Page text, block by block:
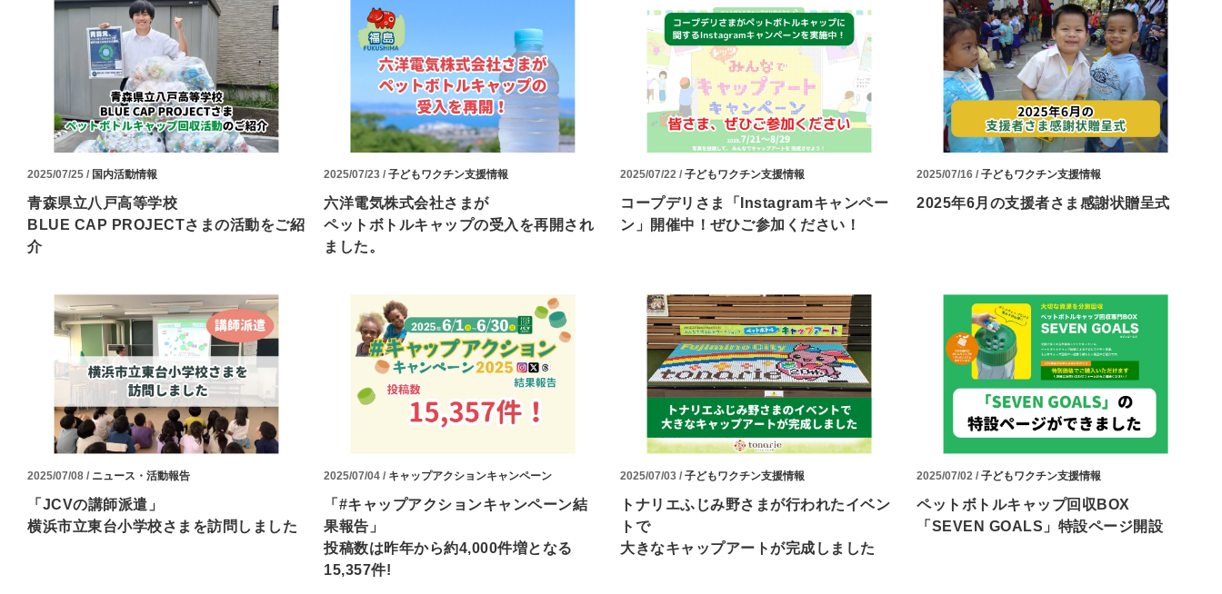
2025/07/25 / 国内活動情報
青森県立八戸高等学校
BLUE CAP PROJECTさまの活動をご紹
介
2025/07/23 / 子どもワクチン支援情報
六洋電気株式会社さまが
ペットボトルキャップの受入を再開され
ました。
2025/07/22 / 子どもワクチン支援情報
コープデリさま「Instagramキャンペー
ン」開催中！ぜひご参加ください！
2025/07/16 / 子どもワクチン支援情報
2025年6月の支援者さま感謝状贈呈式
2025/07/08 / ニュース・活動報告
「JCVの講師派遣」
横浜市立東台小学校さまを訪問しました
2025/07/04 / キャップアクションキャンペーン
「#キャップアクションキャンペーン結
果報告」
投稿数は昨年から約4,000件増となる
15,357件!
2025/07/03 / 子どもワクチン支援情報
トナリエふじみ野さまが行われたイベン
トで
大きなキャップアートが完成しました
2025/07/02 / 子どもワクチン支援情報
ペットボトルキャップ回収BOX
「SEVEN GOALS」特設ページ開設